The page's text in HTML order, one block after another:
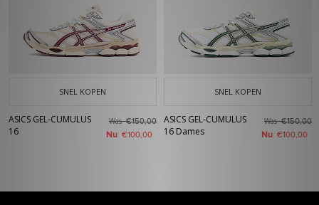
SNEL KOPEN
ASICS GEL-CUMULUS
16
Was€150,00
Nu €100,00
SNEL KOPEN
ASICS GEL-CUMULUS
16 Dames
Was€150,00
Nu €100,00